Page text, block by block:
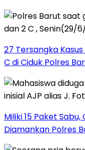
27 Tersangka
C di Ciduk Polres
Miliki 15 Paket
Diamankan Polres